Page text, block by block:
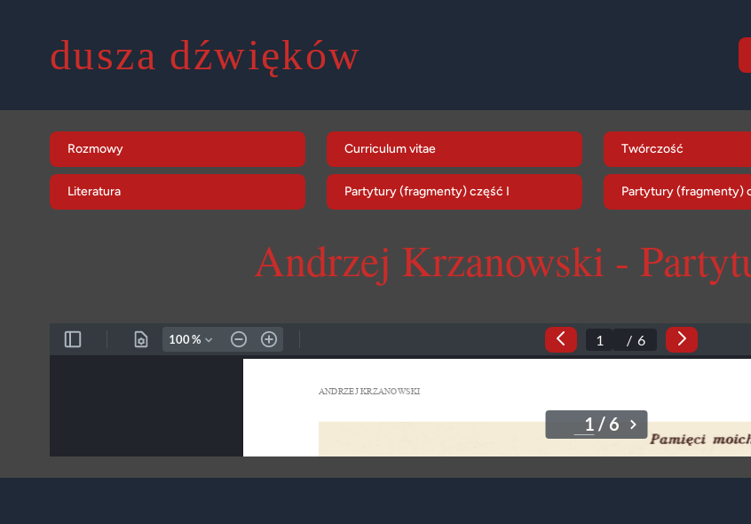
dusza dźwięków
Rozmowy Curriculum vitae Twórczość
Literatura Partytury (fragmenty) część I Partytury (fragmenty)
Andrzej Krzanowski -